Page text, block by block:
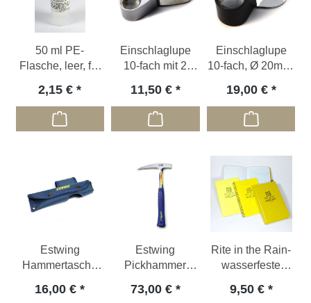
50 ml PE-
Flasche, leer, für
2,15 €
Einschlaglupe
10-fach mit 2
11,50 €
Einschlaglupe
10-fach, Ø 20mm,
19,00 €
Estwing
Hammertasche
Nylon
16,00 €
Estwing
Pickhammer
Vinylgriff blau
73,00 €
Rite in the Rain-
wasserfeste
9,50 €